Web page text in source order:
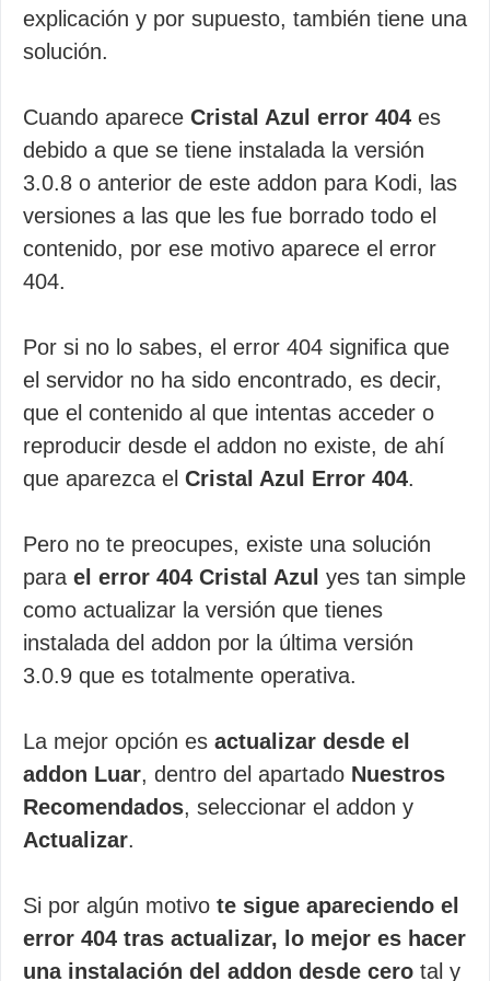
explicación y por supuesto, también tiene una
solución.
Cuando aparece Cristal Azul error 404 es
debido a que se tiene instalada la versión
3.0.8 o anterior de este addon para Kodi, las
versiones a las que les fue borrado todo el
contenido, por ese motivo aparece el error
404.
Por si no lo sabes, el error 404 significa que
el servidor no ha sido encontrado, es decir,
que el contenido al que intentas acceder o
reproducir desde el addon no existe, de ahí
que aparezca el Cristal Azul Error 404.
Pero no te preocupes, existe una solución
para el error 404 Cristal Azul yes tan simple
como actualizar la versión que tienes
instalada del addon por la última versión
3.0.9 que es totalmente operativa.
La mejor opción es actualizar desde el
addon Luar, dentro del apartado Nuestros
Recomendados, seleccionar el addon y
Actualizar.
Si por algún motivo te sigue apareciendo el
error 404 tras actualizar, lo mejor es hacer
una instalación del addon desde cero tal y